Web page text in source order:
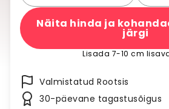
Näita hinda ja
järgi
Lisada 7-10 cm
Valmistatud Rootsis
30-päevane tagastusõigus